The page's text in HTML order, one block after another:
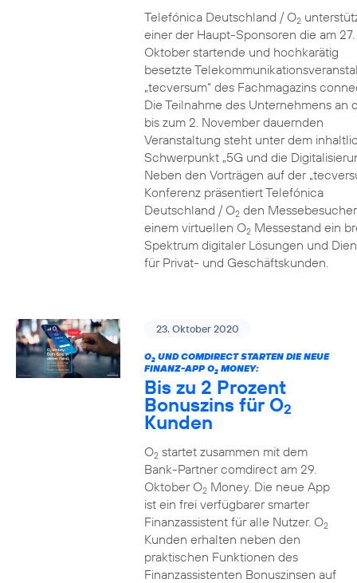
Telefónica Deutschland / O2
einer der Haupt-Sponsoren die am 27.
Oktober startende und hochkarätig
besetzte
„tecversum“ des Fachmagazins
Die Teilnahme des Unternehmens an
bis zum 2. November dauernden
Veranstaltung steht unter dem
Schwerpunkt „5G und die
Neben den Vorträgen auf der
Konferenz präsentiert Telefónica
Deutschland / O2den
einem virtuellen O2Messestand ein
Spektrum digitaler Lösungen und
für Privat- und Geschäftskunden.
23. Oktober 2020
O2UND COMDIRECT STARTEN DIE NEUE
FINANZ-APP O2MONEY:
Bis zu 2 Prozent
Bonuszins für O2
Kunden
O2startet zusammen mit dem
Bank-Partner comdirect am 29.
Oktober O2Money. Die neue App
ist ein frei verfügbarer smarter
Finanzassistent für alle Nutzer. O2
Kunden erhalten neben den
praktischen Funktionen des
Finanzassistenten Bonuszinsen auf